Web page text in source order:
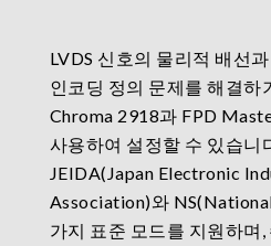
LVDS 신호의 물리적 배선
인코딩 정의 문제를 해결하
Chroma 2918과 FPD
사용하여 설정할 수 있습니
JEIDA(Japan Electronic
Association)와
가지 표준 모드를 지원하며,